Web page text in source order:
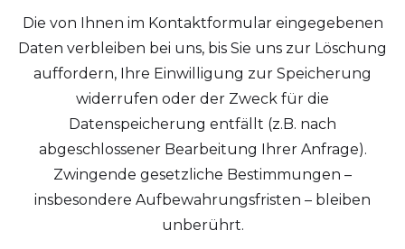
Die von Ihnen im Kontaktformular eingegebenen
Daten verbleiben bei uns, bis Sie uns zur Löschung
auffordern, Ihre Einwilligung zur Speicherung
widerrufen oder der Zweck für die
Datenspeicherung entfällt (z.B. nach
abgeschlossener Bearbeitung Ihrer Anfrage).
Zwingende gesetzliche Bestimmungen –
insbesondere Aufbewahrungsfristen – bleiben
unberührt.